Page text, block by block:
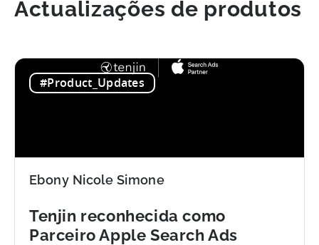
Actualizações de produtos
#Product_Updates
Ebony Nicole Simone
Tenjin reconhecida como
Parceiro Apple Search Ads